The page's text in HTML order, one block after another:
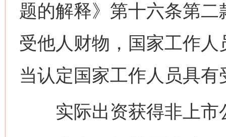
题的解释》第十六条第二
受他人财物，国家工作
当认定国家工作人员具有
实际出资获得非上市